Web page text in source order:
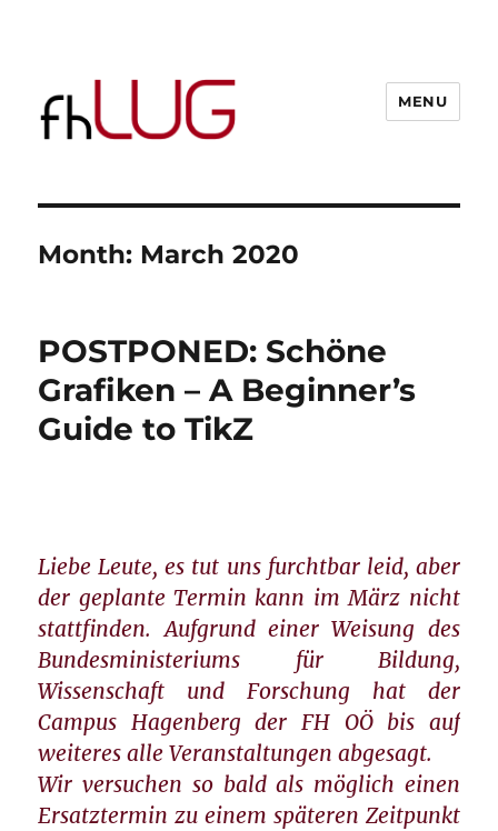
MENU
Month: March 2020
POSTPONED: Schöne
Grafiken – A Beginner’s
Guide to TikZ
Liebe Leute, es tut uns furchtbar leid, aber
der geplante Termin kann im März nicht
stattfinden. Aufgrund einer Weisung des
Bundesministeriums für Bildung,
Wissenschaft und Forschung hat der
Campus Hagenberg der FH OÖ bis auf
weiteres alle Veranstaltungen abgesagt.
Wir versuchen so bald als möglich einen
Ersatztermin zu einem späteren Zeitpunkt